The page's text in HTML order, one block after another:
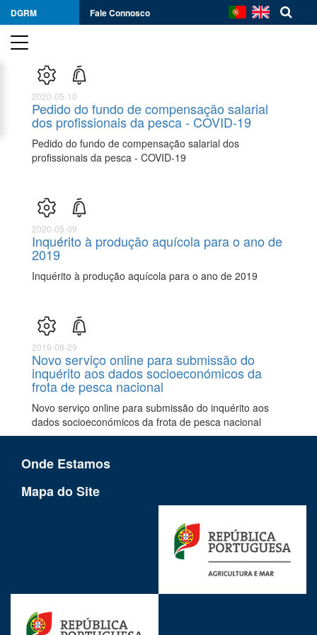
DGRM Fale Connosco
2020-05-10
Pedido do fundo de compensação salarial
dos profissionais da pesca - COVID-19
Pedido do fundo de compensação salarial dos
profissionais da pesca - COVID-19
2020-05-09
Inquérito à produção aquícola para o ano de
2019
Inquérito à produção aquícola para o ano de 2019
2019-08-29
Novo serviço online para submissão do
inquérito aos dados socioeconómicos da
frota de pesca nacional
Novo serviço online para submissão do inquérito aos
dados socioeconómicos da frota de pesca nacional
Onde Estamos
Mapa do Site